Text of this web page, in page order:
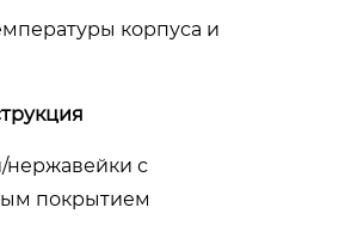
корпуса и
нержавейки с
покрытием